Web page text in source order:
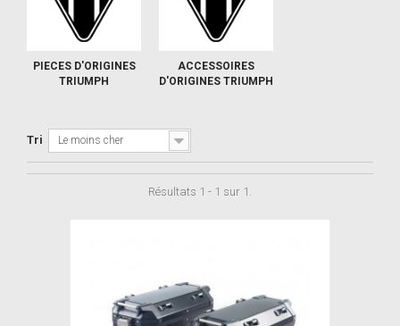
PIECES D'ORIGINES
TRIUMPH
ACCESSOIRES
D'ORIGINES TRIUMPH
Tri Le moins cher
Résultats 1 - 1 sur 1.